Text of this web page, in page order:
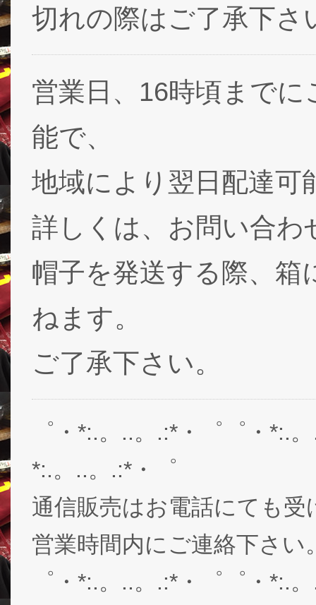
切れの際はご了承下さ
営業日、16時頃まで
能で、
地域により翌日配達可
詳しくは、お問い合わ
帽子を発送する際、箱
ねます。
ご了承下さい。
゜・*:.。..。.:*・゜゜・*:.
*:.。..。.:*・゜
通信販売はお電話にても
営業時間内にご連絡下さい
゜・*:.。..。.:*・゜゜・*:.